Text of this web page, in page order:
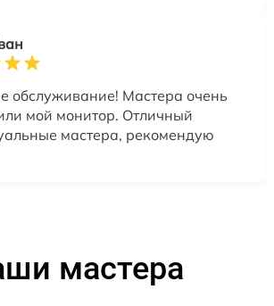
обслуживание! Мастера очень
мой монитор. Отличный
мастера, рекомендую
мастера